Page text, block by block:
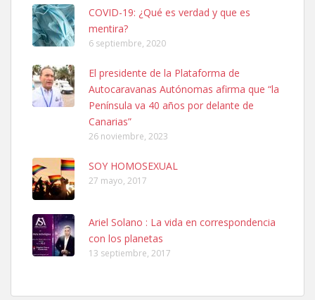
Adopcion
Busco casa de acogida para mi perrita ya que por temas de trabajo
no la puedo tener. Solo gente r...
Leales.org » Gran Canaria
4.7.2025
Gata joven encontrada
Gata joven encontrada en zona calle San Bernardo de Las Palmas
de Gran Canaria. Es una gata castr...
COVID-19: ¿Qué es verdad y que es
mentira?
6 septiembre, 2020
El presidente de la Plataforma de
Autocaravanas Autónomas afirma que “la
Península va 40 años por delante de
Canarias”
26 noviembre, 2023
SOY HOMOSEXUAL
27 mayo, 2017
Ariel Solano : La vida en correspondencia
con los planetas
13 septiembre, 2017